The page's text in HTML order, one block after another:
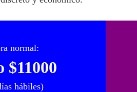
normal:
$11000
hábiles)